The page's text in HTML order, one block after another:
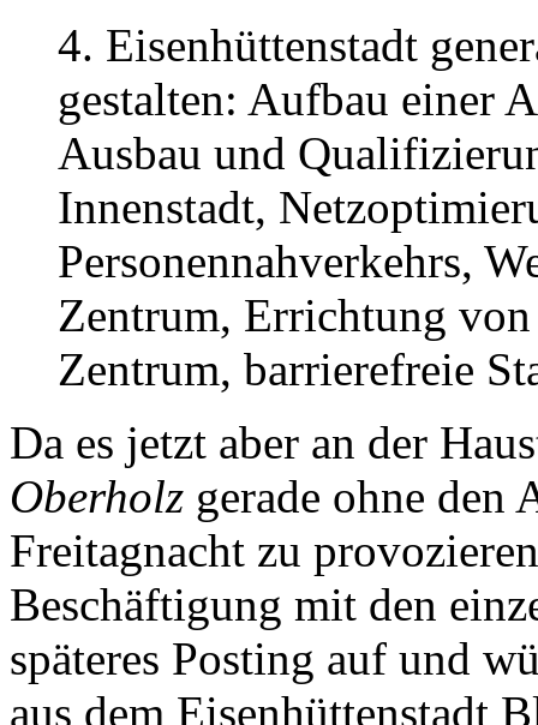
4. Eisenhüttenstadt
gestalten: Aufbau einer
Ausbau und
Innenstadt,
Personennahverkehrs,
Zentrum, Errichtung
Zentrum, barrierefreie
Da es jetzt aber an der
Oberholz gerade ohne den
Freitagnacht zu
Beschäftigung mit den
späteres Posting auf und
aus dem Eisenhüttenstadt